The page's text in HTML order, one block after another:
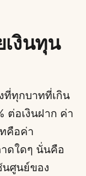
งินทุน
ที่ทุกบาทที่เกิน
ต่อเงินฝาก ค่า
คือค่า
ดใดๆ นั่นคือ
ศูนย์ของ